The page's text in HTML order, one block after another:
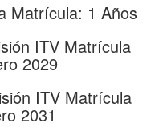
Matrícula: 1 Años
ITV Matrícula
2029
ITV Matrícula
2031